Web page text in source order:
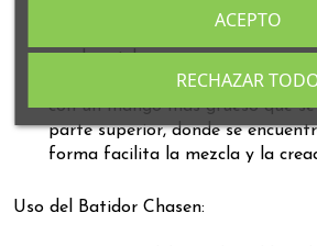
finas y están distribuidas
en el matcha.
Forma Cónica: El batidor tiene
con un mango más grueso que
parte superior, donde se
forma facilita la mezcla y la
Uso del Batidor Chasen:
RECHAZAR
ACEPTO